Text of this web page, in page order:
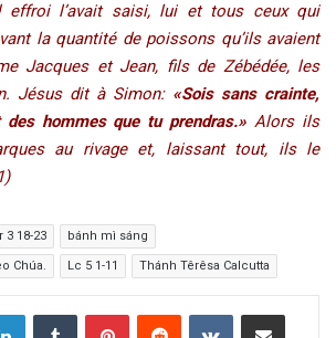
effroi l’avait saisi, lui et tous ceux qui
la quantité de poissons qu’ils avaient
Jacques et Jean, fils de Zébédée, les
Jésus dit à Simon: «Sois sans crainte,
hommes que tu prendras.» Alors ils
au rivage et, laissant tout, ils le
3 18-23 bánh mì sáng
Chúa. Lc 5 1-11 Thánh Têrêsa Calcutta